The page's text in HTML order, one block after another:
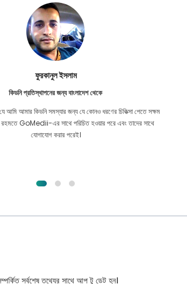
ফুরকানুল ইসলাম
কিডনি প্রতিস্থাপনের জন্য বাংলাদেশ থেকে
আমি আমার কিডনি সমস্যার জন্য যে কোনও ধরণের চিকিত্সা পেতে সক্ষম
GoMedii-এর সাথে পরিচিত হওয়ার পরে এবং তাদের সাথে
যোগাযোগ করার পরেই।
সর্বশেষ তথ্যের সাথে আপ টু ডেট হন।